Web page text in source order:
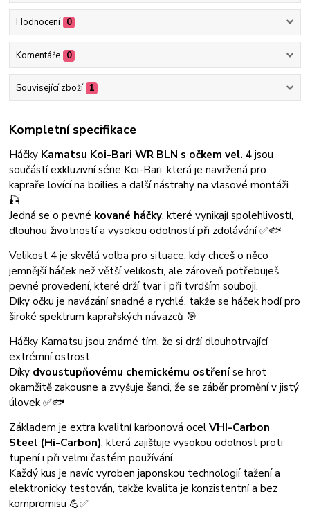
Hodnocení 0
Komentáře 0
Související zboží 1
Kompletní specifikace
Háčky Kamatsu Koi-Bari WR BLN s očkem vel. 4jsou
součástí exkluzivní série Koi-Bari, která je navržená pro
kapraře lovící na boilies a další nástrahy na vlasové montáži
🎣
Jedná se o pevné kované háčky, které vynikají spolehlivostí,
dlouhou životností a vysokou odolností při zdolávání ✅🐟
Velikost 4 je skvělá volba pro situace, kdy chceš o něco
jemnější háček než větší velikosti, ale zároveň potřebuješ
pevné provedení, které drží tvar i při tvrdším souboji.
Díky očku je navázání snadné a rychlé, takže se háček hodí pro
široké spektrum kaprařských návazců 🎯
Háčky Kamatsu jsou známé tím, že si drží dlouhotrvající
extrémní ostrost.
Díky dvoustupňovému chemickému ostřeníse hrot
okamžitě zakousne a zvyšuje šanci, že se záběr promění v jistý
úlovek ✅🐟
Základem je extra kvalitní karbonová ocelVHI-Carbon
Steel (Hi-Carbon), která zajišťuje vysokou odolnost proti
tupení i při velmi častém používání.
Každý kus je navíc vyroben japonskou technologií tažení a
elektronicky testován, takže kvalita je konzistentní a bez
kompromisu 💪✅